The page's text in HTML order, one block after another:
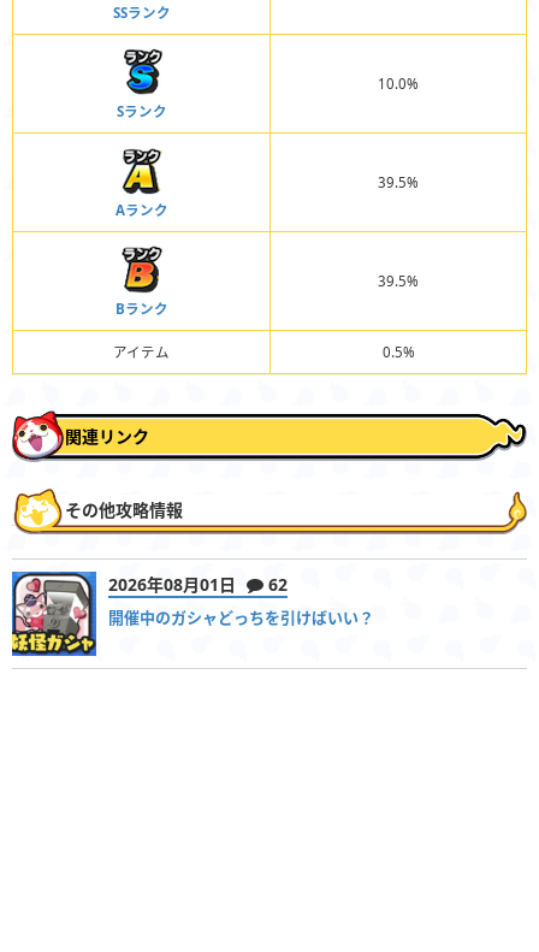
SSランク
Sランク
10.0%
Aランク
39.5%
Bランク
39.5%
アイテム 0.5%
関連リンク
その他攻略情報
2026年08月01日 62
開催中のガシャどっちを引けばいい？